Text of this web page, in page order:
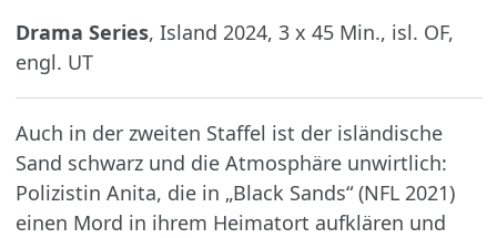
Drama Series, Island 2024, 3 x 45 Min., isl. OF,
engl. UT
Auch in der zweiten Staffel ist der isländische
Sand schwarz und die Atmosphäre unwirtlich:
Polizistin Anita, die in „Black Sands“ (NFL 2021)
einen Mord in ihrem Heimatort aufklären und